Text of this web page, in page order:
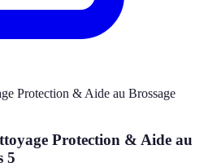
Protection & Aide au
5